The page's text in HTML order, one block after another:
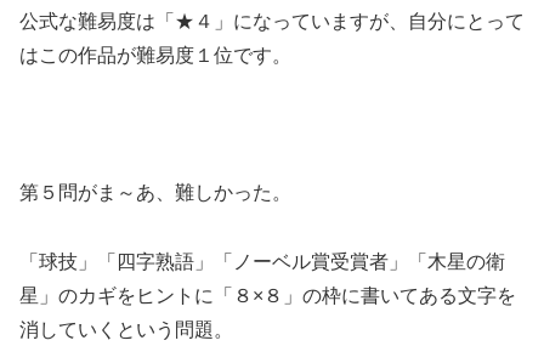
公式な難易度は「★４」になっていますが、自分にとって
はこの作品が難易度１位です。
第５問がま～あ、難しかった。
「球技」「四字熟語」「ノーベル賞受賞者」「木星の衛
星」のカギをヒントに「８×８」の枠に書いてある文字を
消していくという問題。